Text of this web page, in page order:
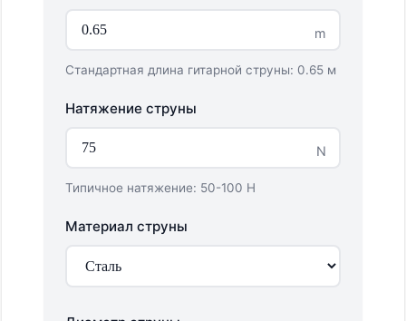
m
Стандартная длина гитарной струны: 0.65 м
Натяжение струны
N
Типичное натяжение: 50-100 Н
Материал струны